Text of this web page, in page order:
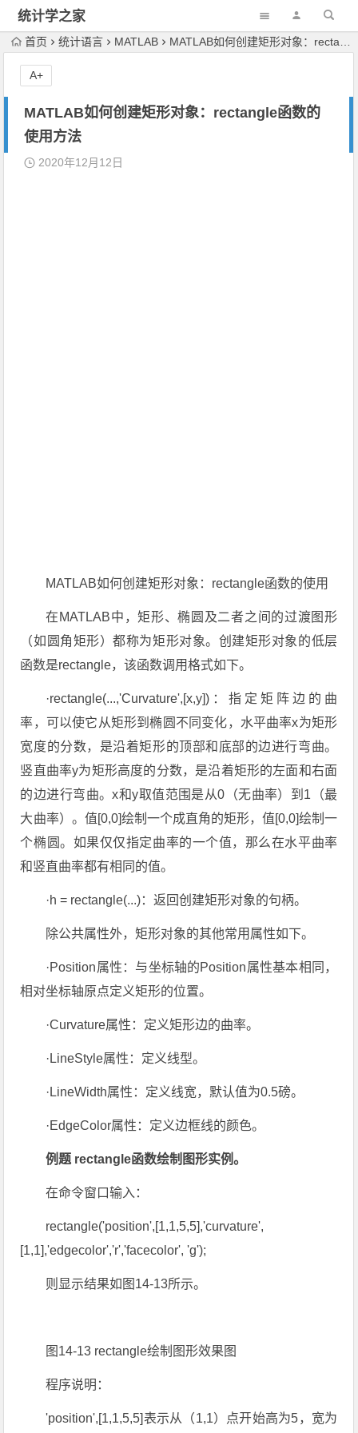
统计学之家
首页 统计语言 MATLAB MATLAB如何创建矩形对象：rectangle函数的使用方法
MATLAB如何创建矩形对象：rectangle函数的
使用方法
2020年12月12日
MATLAB如何创建矩形对象：rectangle函数的使用
在MATLAB中，矩形、椭圆及二者之间的过渡图形
（如圆角矩形）都称为矩形对象。创建矩形对象的低层
函数是rectangle，该函数调用格式如下。
·rectangle(...,'Curvature',[x,y])：指定矩阵边的曲
率，可以使它从矩形到椭圆不同变化，水平曲率x为矩形
宽度的分数，是沿着矩形的顶部和底部的边进行弯曲。
竖直曲率y为矩形高度的分数，是沿着矩形的左面和右面
的边进行弯曲。x和y取值范围是从0（无曲率）到1（最
大曲率）。值[0,0]绘制一个成直角的矩形，值[0,0]绘制一
个椭圆。如果仅仅指定曲率的一个值，那么在水平曲率
和竖直曲率都有相同的值。
·h = rectangle(...)：返回创建矩形对象的句柄。
除公共属性外，矩形对象的其他常用属性如下。
·Position属性：与坐标轴的Position属性基本相同，
相对坐标轴原点定义矩形的位置。
·Curvature属性：定义矩形边的曲率。
·LineStyle属性：定义线型。
·LineWidth属性：定义线宽，默认值为0.5磅。
·EdgeColor属性：定义边框线的颜色。
例题 rectangle函数绘制图形实例。
在命令窗口输入：
rectangle('position',[1,1,5,5],'curvature',
[1,1],'edgecolor','r','facecolor', 'g');
则显示结果如图14-13所示。
图14-13 rectangle绘制图形效果图
程序说明：
'position',[1,1,5,5]表示从（1,1）点开始高为5，宽为
A+